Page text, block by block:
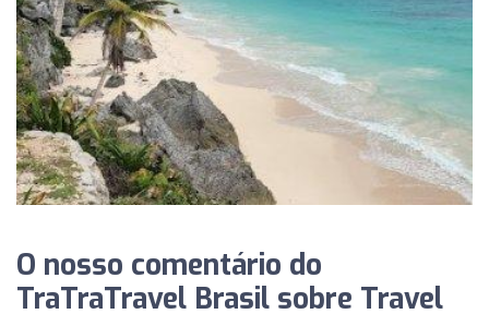
O nosso comentário do
TraTraTravel Brasil sobre Travel